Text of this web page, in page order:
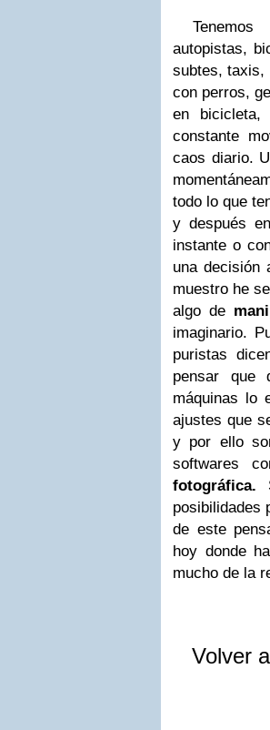
Tenemos
autopistas,
subtes, taxis,
con perros,
en
constante
caos diario.
todo lo que
y después
instante o
una decisión
muestro he
algo de
imaginario.
puristas
pensar que
máquinas lo
ajustes que
y por ello
softwares
fotográfica.
posibilidades
de este
hoy donde
mucho de la
Volver